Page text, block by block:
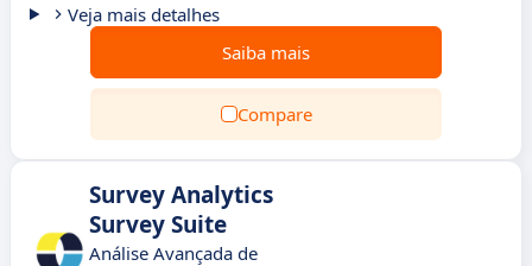
Veja mais detalhes
Saiba mais
Compare
Survey Analytics
Survey Suite
Análise Avançada de